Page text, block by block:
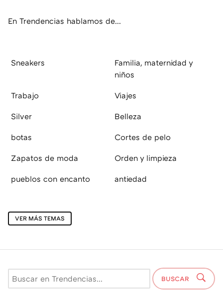
En Trendencias hablamos de...
Sneakers
Familia, maternidad y
niños
Trabajo Viajes
Silver Belleza
botas Cortes de pelo
Zapatos de moda Orden y limpieza
pueblos con encanto antiedad
VER MÁS TEMAS
BUSCAR